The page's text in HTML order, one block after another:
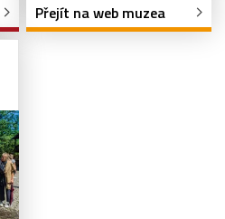
Přejít na web muzea